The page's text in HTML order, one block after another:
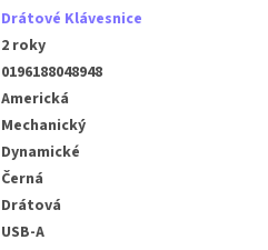
Drátové Klávesnice
2 roky
0196188048948
Americká
Mechanický
Dynamické
Černá
Drátová
USB-A